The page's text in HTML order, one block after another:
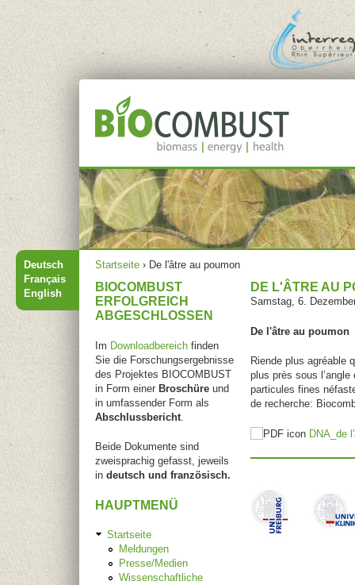
Jump to navigation
Sie sind hier
Startseite › De l'âtre au poumon
DE L'ÂTRE AU
Samstag, 6.
De l'âtre au poumon
Riende plus agréable
plus près sous
particules fines
de recherche:
DNA_de
BIOCOMBUST
ERFOLGREICH
ABGESCHLOSSEN
Im Downloadbereich finden
Sie die Forschungsergebnisse
des Projektes BIOCOMBUST
in Form einer Broschüre und
in umfassender Form als
Abschlussbericht
Beide Dokumente sind
zweisprachig gefasst, jeweils
in deutsch und französisch.
HAUPTMENÜ
Startseite
Meldungen
Presse/Medien
Wissenschaftliche
Deutsch
Français
English